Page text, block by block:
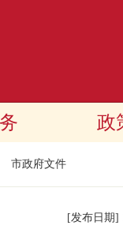
政
市政府文件
[发布日期]